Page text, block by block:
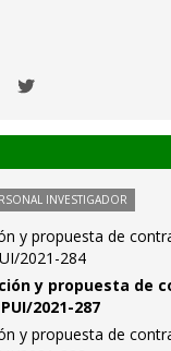
INVESTIGADOR
y propuesta de
2021-284
y propuesta de
2021-287
y propuesta de